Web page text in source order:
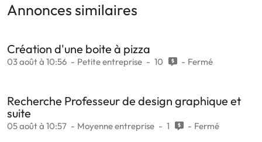
Annonces similaires
Création d'une boite à pizza
03 août à 10:56 Petite entreprise 10 Fermé
Recherche Professeur de design graphique et
suite
05 août à 10:57 Moyenne entreprise 1 Fermé